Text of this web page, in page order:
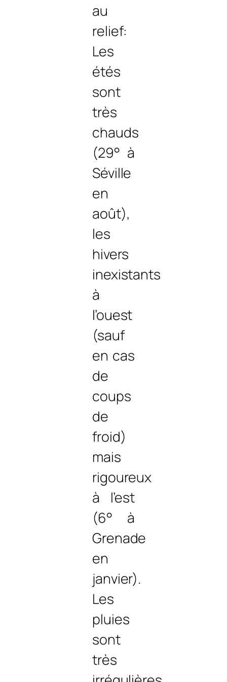
au
relief:
Les
étés
sont
très
chauds
(29° à
Séville
en
août),
les
hivers
inexistants
à
l’ouest
(sauf
en cas
de
coups
de
froid)
mais
rigoureux
à l’est
(6° à
Grenade
en
janvier).
Les
pluies
sont
très